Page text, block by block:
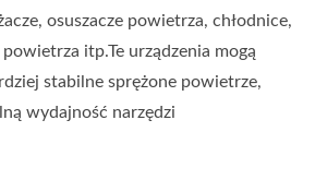
osuszacze powietrza, chłodnice,
itp.Te urządzenia mogą
stabilne sprężone powietrze,
wydajność narzędzi